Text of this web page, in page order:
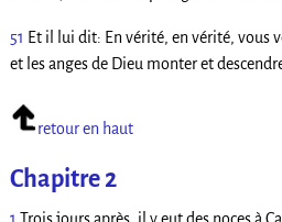
51 Et il lui dit: En vérité, en vérité, vous
et les anges de Dieu monter et
retour en haut
Chapitre 2
1 Trois jours après, il y eut des noces à